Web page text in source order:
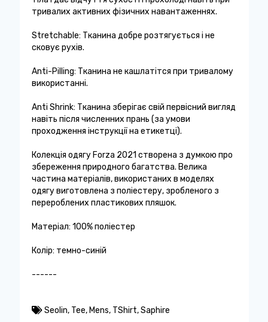
тривалих активних фізичних навантаженнях.
Stretchable: Тканина добре розтягується і не
сковує рухів.
Anti-Pilling: Тканина не кашлатітся при тривалому
використанні.
Anti Shrink: Тканина зберігає свій первісний вигляд
навіть після численних прань (за умови
проходження інструкції на етикетці).
Колекція одягу Forza 2021 створена з думкою про
збереження природного багатства. Велика
частина матеріалів, використаних в моделях
одягу виготовлена ​​з поліестеру, зробленого з
перероблених пластикових пляшок.
Матеріал: 100% поліестер
Колір: темно-синій
------
Seolin, Tee, Mens, TShirt,Saphire